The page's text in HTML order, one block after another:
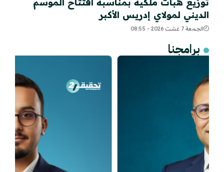
توزيع هبات ملكية بمناسبة افتتاح الموسم
الديني لمولاي إدريس الأكبر
الجمعة 7 غشت 2026 - 08:55
برامجنا